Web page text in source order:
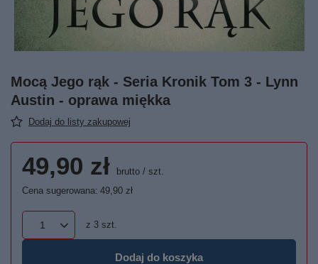
Mocą Jego rąk - Seria Kronik Tom 3 - Lynn
Austin - oprawa miękka
Dodaj do listy zakupowej
49,90 zł brutto / szt.
Cena sugerowana: 49,90 zł
z 3 szt.
Dodaj do koszyka